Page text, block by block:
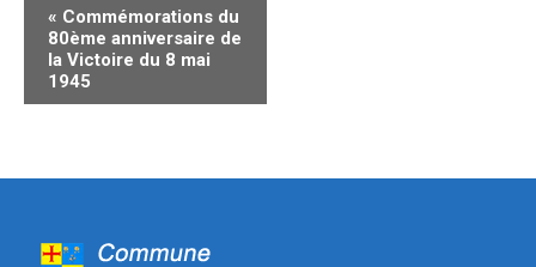
« Commémorations du
80ème anniversaire de
la Victoire du 8 mai
1945